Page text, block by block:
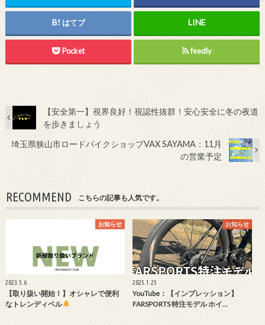
はてブ
Pocket feedly
【安全第一】視界良好！視認性抜群！安心安全に冬の夜道
を歩きましょう
埼玉県狭山市ロードバイクショップVAX SAYAMA：11月
の営業予定
RECOMMEND こちらの記事も人気です。
お知らせ
2023.5.6
【取り扱い開始！】オシャレで便利
なトレンディベル
お知らせ
2025.1.25
YouTube：【インプレッション】
FARSPORTS 特注モデル ホイ…